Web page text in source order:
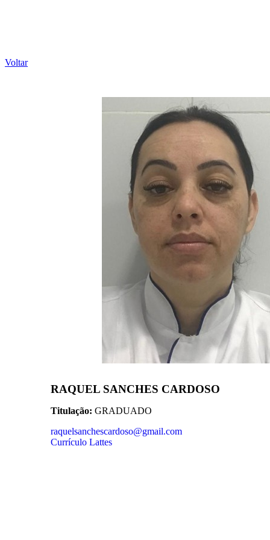
Voltar
RAQUEL SANCHES CARDOSO
Titulação: GRADUADO
raquelsanchescardoso@gmail.com
Currículo Lattes